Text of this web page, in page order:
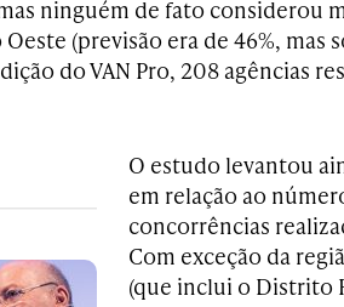
ninguém de fato considerou
(previsão era de 46%, mas
do VAN Pro, 208 agências
O estudo levantou
em relação ao
concorrências
Com exceção da
(que inclui o Distrito